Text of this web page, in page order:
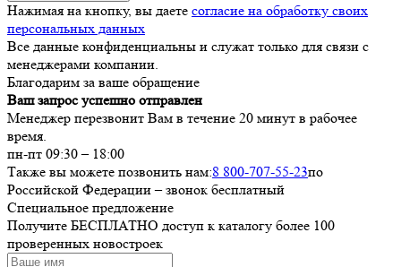
Нажимая на кнопку, вы даете согласие на обработку своих
персональных данных
Все данные конфиденциальны и служат только для связи с
менеджерами компании.
Благодарим за ваше обращение
Ваш запрос успешно отправлен
Менеджер перезвонит Вам в течение 20 минут в рабочее
время.
пн-пт 09:30 – 18:00
Также вы можете позвонить нам:8 800-707-55-23по
Российской Федерации – звонок бесплатный
Специальное предложение
Получите БЕСПЛАТНО доступ к каталогу более 100
проверенных новостроек